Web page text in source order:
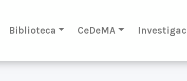
Biblioteca CeDeMA